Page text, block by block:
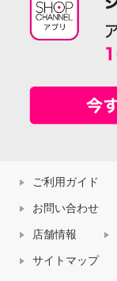
ご利用ガイド
お問い合わせ
店舗情報
サイトマップ